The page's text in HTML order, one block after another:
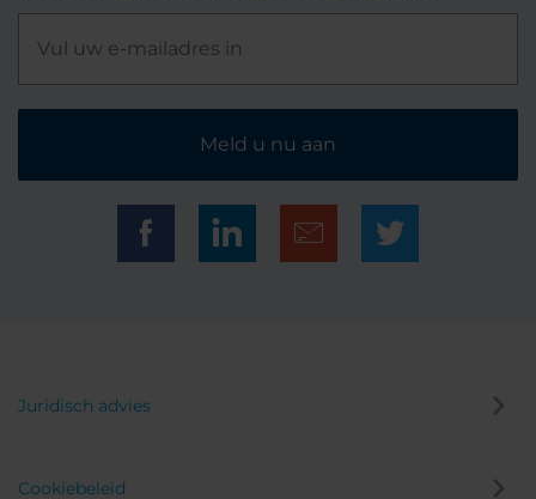
Meld u nu aan
Juridisch advies
Cookiebeleid